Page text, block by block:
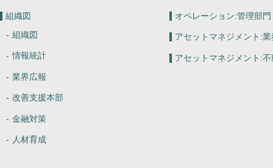
組織図
組織図
情報統計
業界広報
改善支援本部
金融対策
人材育成
オペレーション:管理部門
アセットマネジメント:業
アセットマネジメント:不